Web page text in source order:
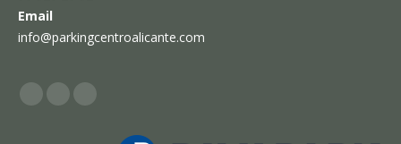
Email
info@parkingcentroalicante.com
Nos podeis encontrar: